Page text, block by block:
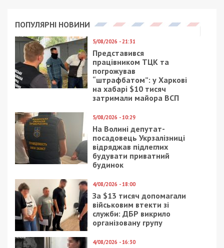
ПОПУЛЯРНІ НОВИНИ
5/08/2026 - 21:31
Представився
працівником ТЦК та
погрожував
“штрафбатом”: у Харкові
на хабарі $10 тисяч
затримали майора ВСП
5/08/2026 - 10:29
На Волині депутат-
посадовець Укрзалізниці
відряджав підлеглих
будувати приватний
будинок
4/08/2026 - 18:00
За $13 тисяч допомагали
військовим втекти зі
служби: ДБР викрило
організовану групу
4/08/2026 - 16:30